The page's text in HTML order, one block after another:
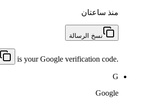
منذ ساعتان
نسخ الرسالة
is your Google verification code.
G
Google